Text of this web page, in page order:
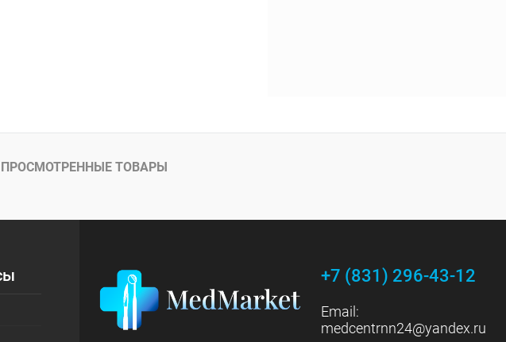
ПРОСМОТРЕННЫЕ ТОВАРЫ
+7 (831) 296-43-12
Email:
medcentrnn24@yandex.ru